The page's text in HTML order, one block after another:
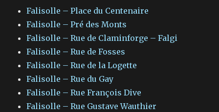
Falisolle – Place du Centenaire
Falisolle – Pré des Monts
Falisolle – Rue de Claminforge – Falgi
Falisolle – Rue de Fosses
Falisolle – Rue de la Logette
Falisolle – Rue du Gay
Falisolle – Rue François Dive
Falisolle – Rue Gustave Wauthier